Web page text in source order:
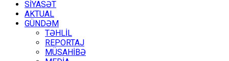
SİYASƏT
AKTUAL
GÜNDƏM
TƏHLİL
REPORTAJ
MÜSAHİBƏ